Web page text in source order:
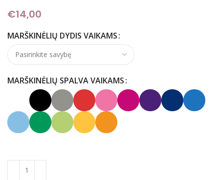
€14,00
MARŠKINĖLIŲ DYDIS VAIKAMS
MARŠKINĖLIŲ SPALVA VAIKAMS